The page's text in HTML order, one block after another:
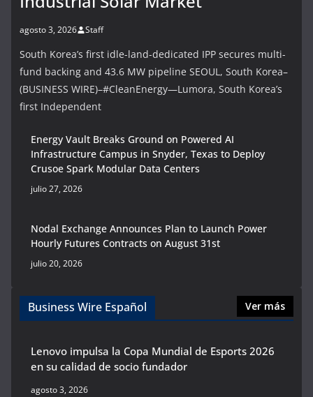
agosto 3, 2026 Staff
South Korea’s first idle-land-dedicated IPP secures multi-
fund backing and 43.6 MW pipeline SEOUL, South Korea–
(BUSINESS WIRE)–#CleanEnergy—Lumora, South Korea’s
first Independent
Energy Vault Breaks Ground on Powered AI
Infrastructure Campus in Snyder, Texas to Deploy
Crusoe Spark Modular Data Centers
julio 27, 2026
Nodal Exchange Announces Plan to Launch Power
Hourly Futures Contracts on August 31st
julio 20, 2026
Business Wire Español Ver más
Lenovo impulsa la Copa Mundial de Esports 2026
en su calidad de socio fundador
agosto 3, 2026